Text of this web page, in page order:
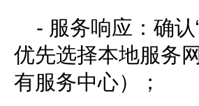
- 服务响应：确
优先选择本地服务
有服务中心）；